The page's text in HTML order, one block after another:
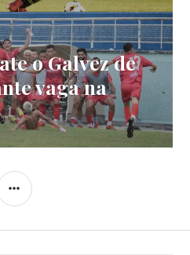
o Galvez de
vaga na